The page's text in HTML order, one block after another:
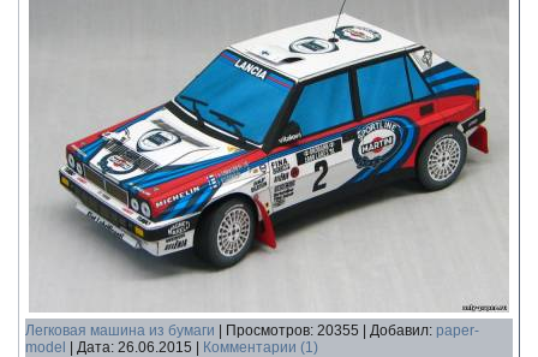
Легковая машина из бумаги Просмотров: 20355 Добавил: paper-
model
Дата: 26.06.2015 Комментарии (1)